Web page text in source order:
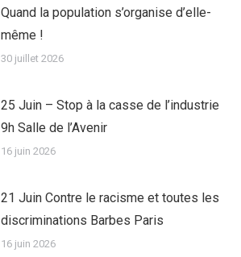
Quand la population s’organise d’elle-
même !
30 juillet 2026
25 Juin – Stop à la casse de l’industrie
9h Salle de l’Avenir
16 juin 2026
21 Juin Contre le racisme et toutes les
discriminations Barbes Paris
16 juin 2026